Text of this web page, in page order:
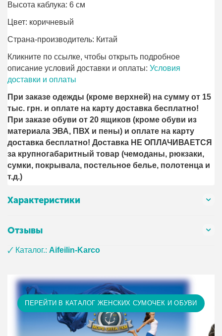
Высота каблука: 6 см
Цвет: коричневый
Страна-производитель: Китай
Кликните по ссылке, чтобы открыть подробное
описание условий доставки и оплаты:Условия
доставки и оплаты
При заказе одежды (кроме верхней) на сумму от 15
тыс. грн. и оплате на карту доставка бесплатно!
При заказе обуви от 20 ящиков (кроме обуви из
материала ЭВА, ПВХ и пены) и оплате на карту
доставка бесплатно! Доставка НЕ ОПЛАЧИВАЕТСЯ
за крупногабаритный товар (чемоданы, рюкзаки,
сумки, покрывала, постельное белье, полотенца и
т.д.)
Характеристики
Отзывы
🗸 Каталог.:Aifeilin-Karco
ПЕРЕЙТИ В КАТАЛОГ ЖЕНСКИХ СУМОЧЕК И ОБУВИ